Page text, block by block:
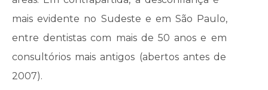
mais evidente no Sudeste e em São Paulo,
entre dentistas com mais de 50 anos e em
consultórios mais antigos (abertos antes de
2007).